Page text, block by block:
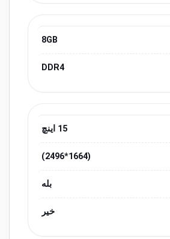
8GB
DDR4
15 اینچ
(1664*2496)
بله
خیر